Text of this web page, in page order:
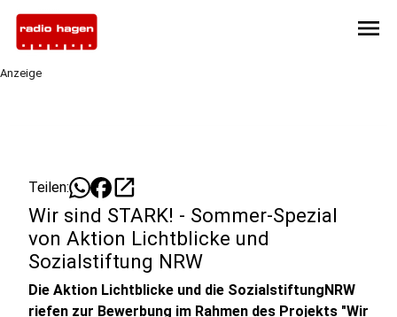
menu
Anzeige
Teilen: open_in_new
Wir sind STARK! - Sommer-Spezial
von Aktion Lichtblicke und
Sozialstiftung NRW
Die Aktion Lichtblicke und die SozialstiftungNRW
riefen zur Bewerbung im Rahmen des Projekts "Wir